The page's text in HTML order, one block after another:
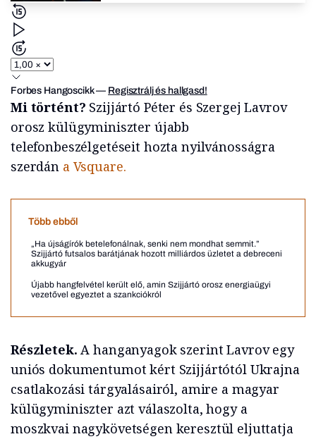
Forbes Hangoscikk— Regisztrálj és hallgasd!
Mi történt? Szijjártó Péter és Szergej Lavrov
orosz külügyminiszter újabb
telefonbeszélgetéseit hozta nyilvánosságra
szerdán a Vsquare.
Több ebből
„Ha újságírók betelefonálnak, senki nem mondhat semmit.”
Szijjártó futsalos barátjának hozott milliárdos üzletet a debreceni
akkugyár
Újabb hangfelvétel került elő, amin Szijjártó orosz energiaügyi
vezetővel egyeztet a szankciókról
Részletek. A hanganyagok szerint Lavrov egy
uniós dokumentumot kért Szijjártótól Ukrajna
csatlakozási tárgyalásairól, amire a magyar
külügyminiszter azt válaszolta, hogy a
moszkvai nagykövetségen keresztül eljuttatja